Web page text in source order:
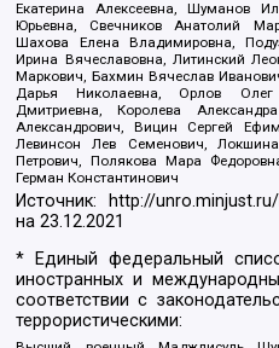
Екатерина Алексеевна, Шуманов
Юрьевна, Свечников Анатолий
Шахова Елена Владимировна,
Ирина Вячеславовна, Литинский
Маркович, Бахмин Вячеслав
Дарья Николаевна, Орлов Олег
Дмитриевна, Королева
Александрович, Вицин Сергей
Левинсон Лев Семенович,
Петрович, Полякова Мара
Герман Константинович
Источник: http://
на23.12.2021
* Единый федеральный
иностранных и
соответствии с
террористическими: